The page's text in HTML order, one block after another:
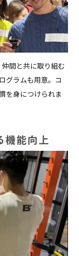
間と共に取り組む
グラムも用意。コ
を身につけられま
機能向上